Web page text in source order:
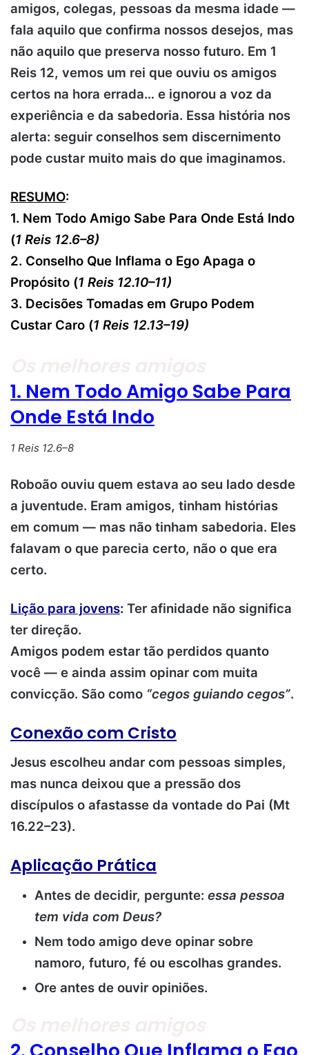
amigos, colegas, pessoas da mesma idade —
fala aquilo que confirma nossos desejos, mas
não aquilo que preserva nosso futuro. Em 1
Reis 12, vemos um rei que ouviu os amigos
certos na hora errada… e ignorou a voz da
experiência e da sabedoria. Essa história nos
alerta: seguir conselhos sem discernimento
pode custar muito mais do que imaginamos.
RESUMO:
1. Nem Todo Amigo Sabe Para Onde Está Indo
(1 Reis 12.6–8)
2. Conselho Que Inflama o Ego Apaga o
Propósito (1 Reis 12.10–11)
3. Decisões Tomadas em Grupo Podem
Custar Caro (1 Reis 12.13–19)
1. Nem Todo Amigo Sabe Para
Onde Está Indo
1 Reis 12.6–8
Roboão ouviu quem estava ao seu lado desde
a juventude. Eram amigos, tinham histórias
em comum — mas não tinham sabedoria. Eles
falavam o que parecia certo, não o que era
certo.
Lição para jovens: Ter afinidade não significa
ter direção.
Amigos podem estar tão perdidos quanto
você — e ainda assim opinar com muita
convicção. São como “cegos guiando cegos”.
Conexão com Cristo
Jesus escolheu andar com pessoas simples,
mas nunca deixou que a pressão dos
discípulos o afastasse da vontade do Pai (Mt
16.22–23).
Aplicação Prática
Antes de decidir, pergunte: essa pessoa
tem vida com Deus?
Nem todo amigo deve opinar sobre
namoro, futuro, fé ou escolhas grandes.
Ore antes de ouvir opiniões.